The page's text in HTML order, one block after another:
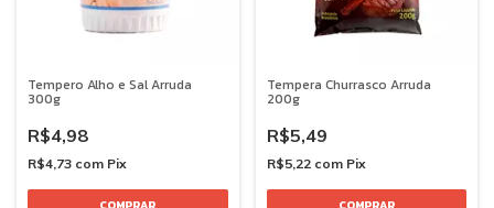
Tempero Alho e Sal Arruda
300g
R$4,98
R$4,73 com Pix
Tempera Churrasco Arruda
200g
R$5,49
R$5,22 com Pix